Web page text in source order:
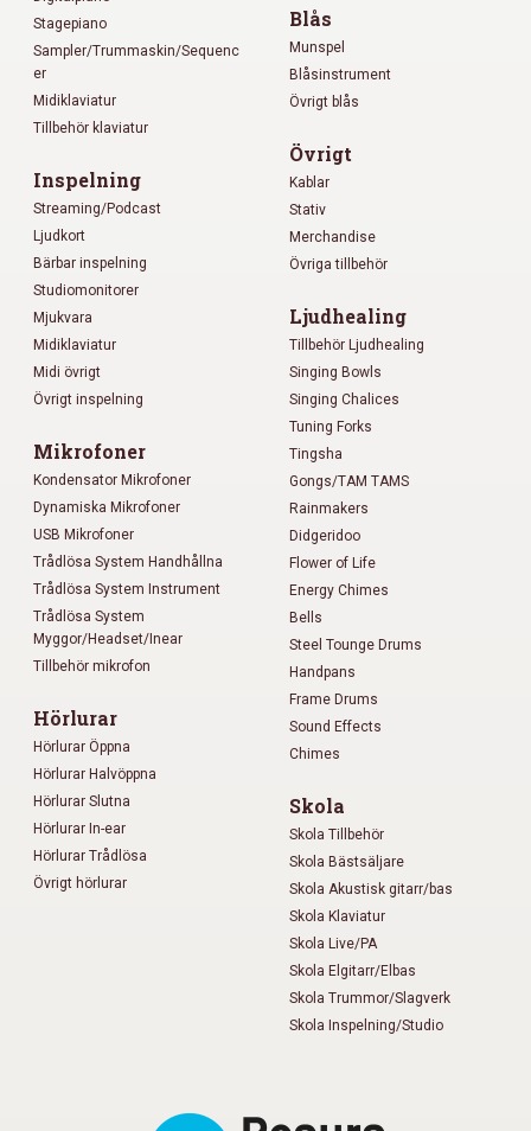
Stagepiano
Sampler/Trummaskin/Sequenc
er
Midiklaviatur
Tillbehör klaviatur
Inspelning
Streaming/Podcast
Ljudkort
Bärbar inspelning
Studiomonitorer
Mjukvara
Midiklaviatur
Midi övrigt
Övrigt inspelning
Mikrofoner
Kondensator Mikrofoner
Dynamiska Mikrofoner
USB Mikrofoner
Trådlösa System Handhållna
Trådlösa System Instrument
Trådlösa System
Myggor/Headset/Inear
Tillbehör mikrofon
Hörlurar
Hörlurar Öppna
Hörlurar Halvöppna
Hörlurar Slutna
Hörlurar In-ear
Hörlurar Trådlösa
Övrigt hörlurar
Blås
Munspel
Blåsinstrument
Övrigt blås
Övrigt
Kablar
Stativ
Merchandise
Övriga tillbehör
Ljudhealing
Tillbehör Ljudhealing
Singing Bowls
Singing Chalices
Tuning Forks
Tingsha
Gongs/TAM TAMS
Rainmakers
Didgeridoo
Flower of Life
Energy Chimes
Bells
Steel Tounge Drums
Handpans
Frame Drums
Sound Effects
Chimes
Skola
Skola Tillbehör
Skola Bästsäljare
Skola Akustisk gitarr/bas
Skola Klaviatur
Skola Live/PA
Skola Elgitarr/Elbas
Skola Trummor/Slagverk
Skola Inspelning/Studio